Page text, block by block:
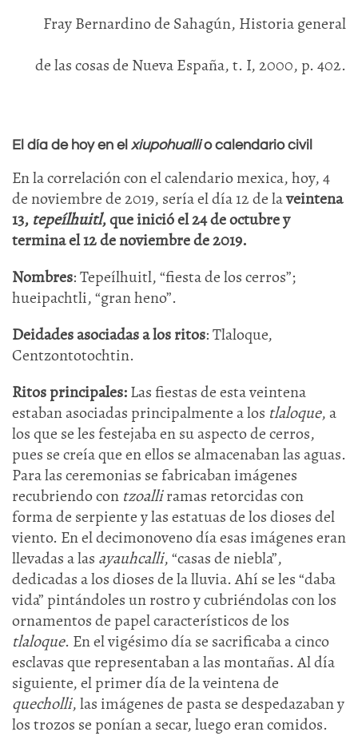
Fray Bernardino de Sahagún, Historia general
de las cosas de Nueva España, t. I, 2000, p. 402.
El día de hoy en el xiupohuallio calendario civil
En la correlación con el calendario mexica, hoy, 4
de noviembre de 2019, sería el día 12 de laveintena
13, tepeílhuitl, que inició el 24 de octubre y
termina el 12 de noviembre de 2019.
Nombres: Tepeílhuitl, “fiesta de los cerros”;
hueipachtli, “gran heno”.
Deidades asociadas a los ritos: Tlaloque,
Centzontotochtin.
Ritos principales:Las fiestas de esta veintena
estaban asociadas principalmente a los tlaloque, a
los que se les festejaba en su aspecto de cerros,
pues se creía que en ellos se almacenaban las aguas.
Para las ceremonias se fabricaban imágenes
recubriendo con tzoalliramas retorcidas con
forma de serpiente y las estatuas de los dioses del
viento. En el decimonoveno día esas imágenes eran
llevadas a las ayauhcalli, “casas de niebla”,
dedicadas a los dioses de la lluvia. Ahí se les “daba
vida” pintándoles un rostro y cubriéndolas con los
ornamentos de papel característicos de los
tlaloque. En el vigésimo día se sacrificaba a cinco
esclavas que representaban a las montañas. Al día
siguiente, el primer día de la veintena de
quecholli, las imágenes de pasta se despedazaban y
los trozos se ponían a secar, luego eran comidos.